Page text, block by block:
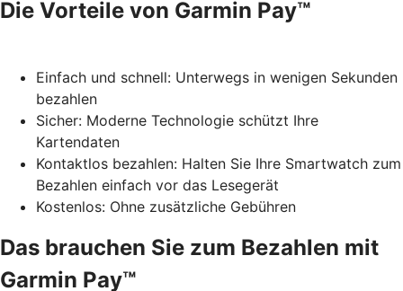
Die Vorteile von Garmin Pay™
Einfach und schnell: Unterwegs in wenigen Sekunden
bezahlen
Sicher: Moderne Technologie schützt Ihre
Kartendaten
Kontaktlos bezahlen: Halten Sie Ihre Smartwatch zum
Bezahlen einfach vor das Lesegerät
Kostenlos: Ohne zusätzliche Gebühren
Das brauchen Sie zum Bezahlen mit
Garmin Pay™